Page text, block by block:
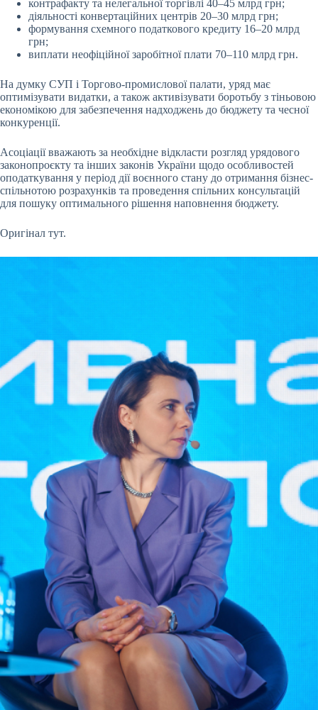
контрафакту та нелегальної торгівлі 40–45 млрд грн;
діяльності конвертаційних центрів 20–30 млрд грн;
формування схемного податкового кредиту 16–20 млрд
грн;
виплати неофіційної заробітної плати 70–110 млрд грн.
На думку СУП і Торгово-промислової палати, уряд має
оптимізувати видатки, а також активізувати боротьбу з тіньовою
економікою для забезпечення надходжень до бюджету та чесної
конкуренції.
Асоціації вважають за необхідне відкласти розгляд урядового
законопроєкту та інших законів України щодо особливостей
оподаткування у період дії воєнного стану до отримання бізнес-
спільнотою розрахунків та проведення спільних консультацій
для пошуку оптимального рішення наповнення бюджету.
Оригінал тут.